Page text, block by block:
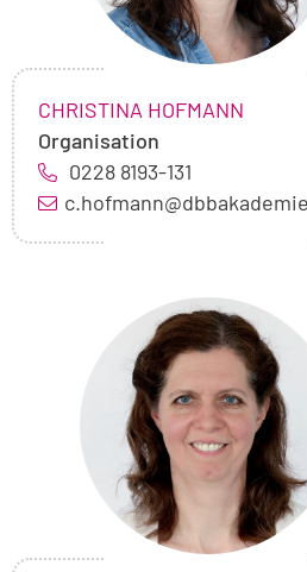
NAME:
CHRISTINA HOFMANN
Organisation
0228 8193-131
Foto
von
Vira
Linden